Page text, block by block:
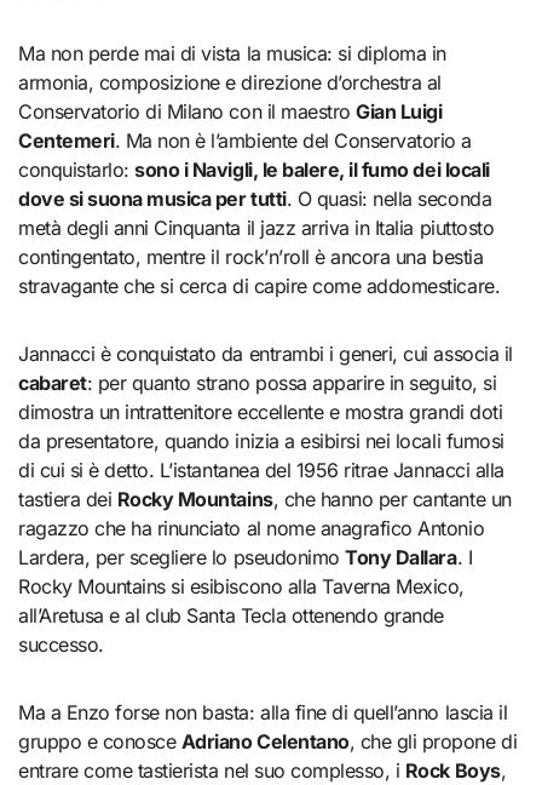
Ma non perde mai di vista la musica: si diploma in
armonia, composizione e direzione d’orchestra al
Conservatorio di Milano con il maestroGian Luigi
Centemeri. Ma non è l’ambiente del Conservatorio a
conquistarlo:sono i Navigli, le balere, il fumo dei locali
dove si suona musica per tutti. O quasi: nella seconda
metà degli anni Cinquanta il jazz arriva in Italia piuttosto
contingentato, mentre il rock’n’roll è ancora una bestia
stravagante che si cerca di capire come addomesticare.
Jannacci è conquistato da entrambi i generi, cui associa il
cabaret: per quanto strano possa apparire in seguito, si
dimostra un intrattenitore eccellente e mostra grandi doti
da presentatore, quando inizia a esibirsi nei locali fumosi
di cui si è detto. L’istantanea del 1956 ritrae Jannacci alla
tastiera dei Rocky Mountains, che hanno per cantante un
ragazzo che ha rinunciato al nome anagrafico Antonio
Lardera, per scegliere lo pseudonimoTony Dallara. I
Rocky Mountains si esibiscono alla Taverna Mexico,
all’Aretusa e al club Santa Tecla ottenendo grande
successo.
Ma a Enzo forse non basta: alla fine di quell’anno lascia il
gruppo e conosce Adriano Celentano, che gli propone di
entrare come tastierista nel suo complesso, i Rock Boys,